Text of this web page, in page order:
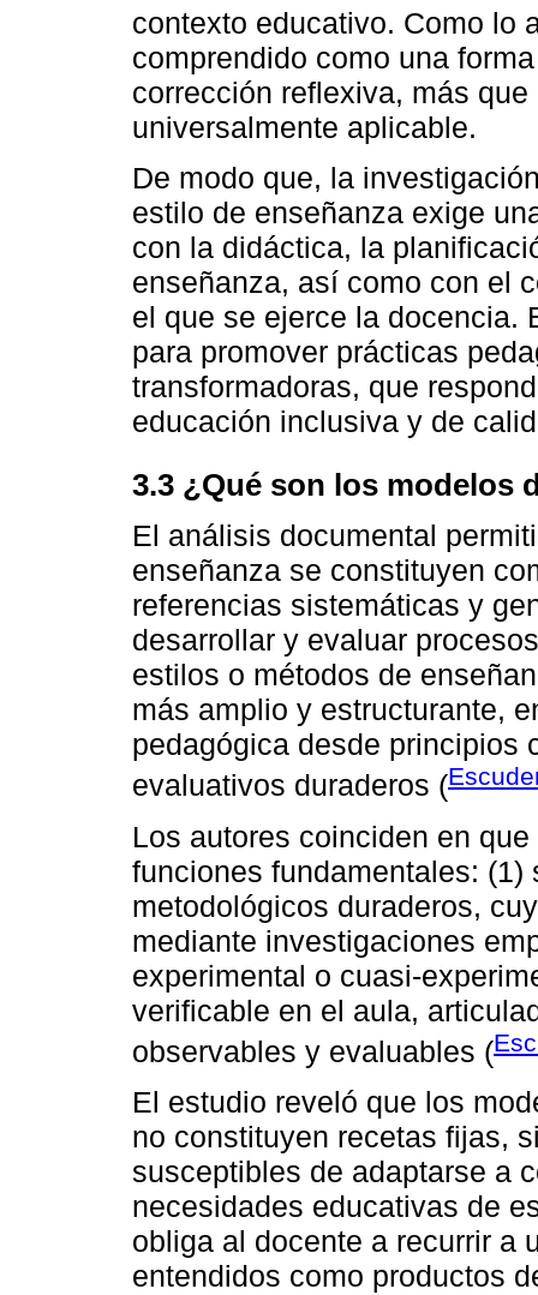
contexto educativo. Como lo
comprendido como una
corrección reflexiva, más
universalmente aplicable.
De modo que, la
estilo de enseñanza exige
con la didáctica, la
enseñanza, así como con el
el que se ejerce la docencia.
para promover prácticas
transformadoras, que
educación inclusiva y de
3.3 ¿Qué son los modelos
El análisis documental
enseñanza se constituyen
referencias sistemáticas y
desarrollar y evaluar
estilos o métodos de
más amplio y estructurante,
pedagógica desde principios
evaluativos duraderos (
Los autores coinciden en
funciones fundamentales:
metodológicos duraderos,
mediante investigaciones
experimental o cuasi-
verificable en el aula,
observables y evaluables (
El estudio reveló que los
no constituyen recetas fijas,
susceptibles de adaptarse a
necesidades educativas de
obliga al docente a recurrir a
entendidos como productos